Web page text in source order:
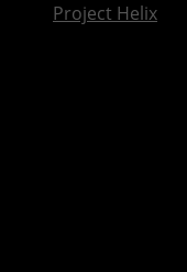
Project Helix